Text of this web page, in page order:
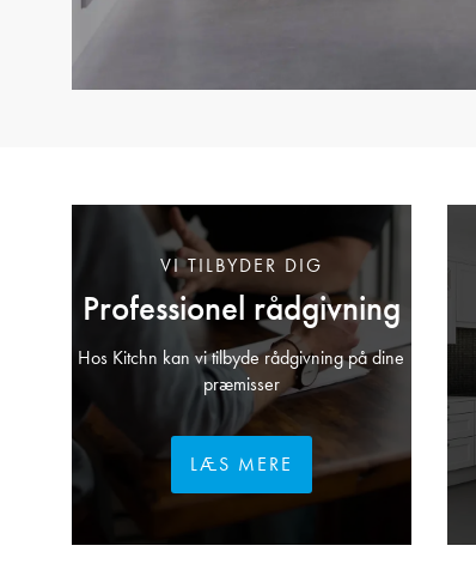
Professionel rådgivning
VI TILBYDER DIG
Hos Kitchn kan vi tilbyde rådgivning på dine
præmisser
LÆS MERE